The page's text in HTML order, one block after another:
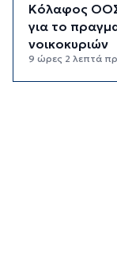
Κόλαφος
για το
νοικοκυριών
9 ώρες 2 λεπτά